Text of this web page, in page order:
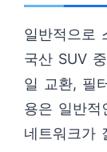
일반적으로
국산 SUV
일 교환, 필
용은 일반적
네트워크가